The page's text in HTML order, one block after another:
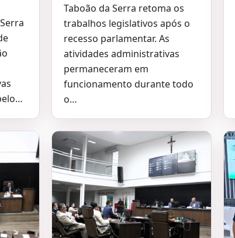
Taboão da Serra retoma os
trabalhos legislativos após o
recesso parlamentar. As
atividades administrativas
permaneceram em
funcionamento durante todo
o…